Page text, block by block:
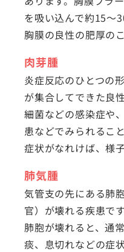
を吸い込んで約15～
胸膜の良性の肥厚のこ
肉芽腫
炎症反応のひとつの
が集合してできた良
細菌などの感染症や
患などでみられるこ
症状がなれけば、様
肺気腫
気管支の先にある肺
官）が壊れる疾患です
肺胞が壊れると、通
痰、息切れなどの症